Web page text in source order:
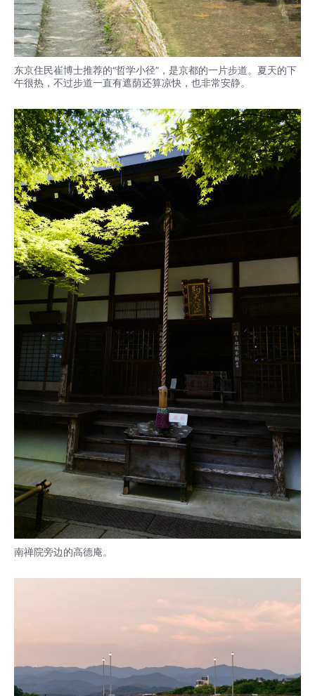
东京住民崔博士推荐的“哲学小径”，是京都的一片步道。夏天的下
午很热，不过步道一直有遮荫还算凉快，也非常安静。
南禅院旁边的高德庵。